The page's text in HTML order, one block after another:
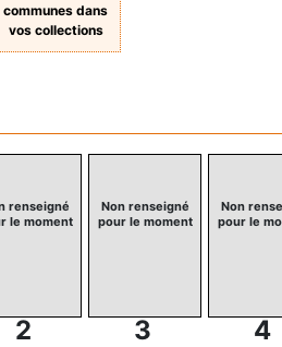
communes dans
vos collections
renseigné
le moment
2
Non renseigné
pour le moment
3
Non
pour le
4